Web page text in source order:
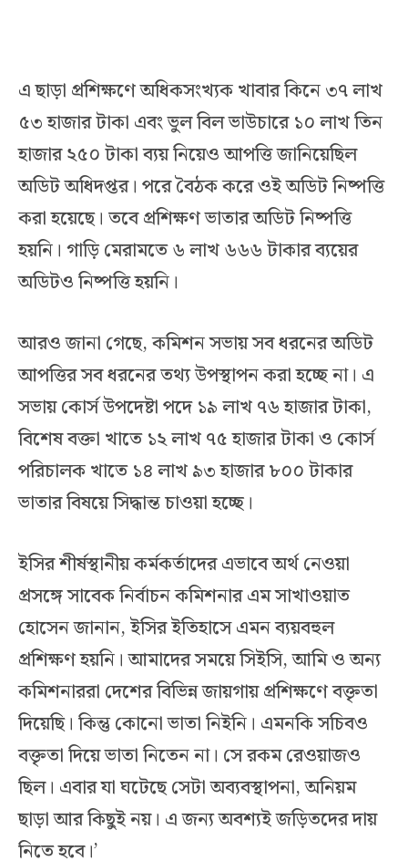
এ ছাড়া প্রশিক্ষণে অধিকসংখ্যক খাবার কিনে ৩৭ লাখ
৫৩ হাজার টাকা এবং ভুল বিল ভাউচারে ১০ লাখ তিন
হাজার ২৫০ টাকা ব্যয় নিয়েও আপত্তি জানিয়েছিল
অডিট অধিদপ্তর। পরে বৈঠক করে ওই অডিট নিষ্পত্তি
করা হয়েছে। তবে প্রশিক্ষণ ভাতার অডিট নিষ্পত্তি
হয়নি। গাড়ি মেরামতে ৬ লাখ ৬৬৬ টাকার ব্যয়ের
অডিটও নিষ্পত্তি হয়নি।
আরও জানা গেছে, কমিশন সভায় সব ধরনের অডিট
আপত্তির সব ধরনের তথ্য উপস্থাপন করা হচ্ছে না। এ
সভায় কোর্স উপদেষ্টা পদে ১৯ লাখ ৭৬ হাজার টাকা,
বিশেষ বক্তা খাতে ১২ লাখ ৭৫ হাজার টাকা ও কোর্স
পরিচালক খাতে ১৪ লাখ ৯৩ হাজার ৮০০ টাকার
ভাতার বিষয়ে সিদ্ধান্ত চাওয়া হচ্ছে।
ইসির শীর্ষস্থানীয় কর্মকর্তাদের এভাবে অর্থ নেওয়া
প্রসঙ্গে সাবেক নির্বাচন কমিশনার এম সাখাওয়াত
হোসেন জানান, ইসির ইতিহাসে এমন ব্যয়বহুল
প্রশিক্ষণ হয়নি। আমাদের সময়ে সিইসি, আমি ও অন্য
কমিশনাররা দেশের বিভিন্ন জায়গায় প্রশিক্ষণে বক্তৃতা
দিয়েছি। কিন্তু কোনো ভাতা নিইনি। এমনকি সচিবও
বক্তৃতা দিয়ে ভাতা নিতেন না। সে রকম রেওয়াজও
ছিল। এবার যা ঘটেছে সেটা অব্যবস্থাপনা, অনিয়ম
ছাড়া আর কিছুই নয়। এ জন্য অবশ্যই জড়িতদের দায়
নিতে হবে।’